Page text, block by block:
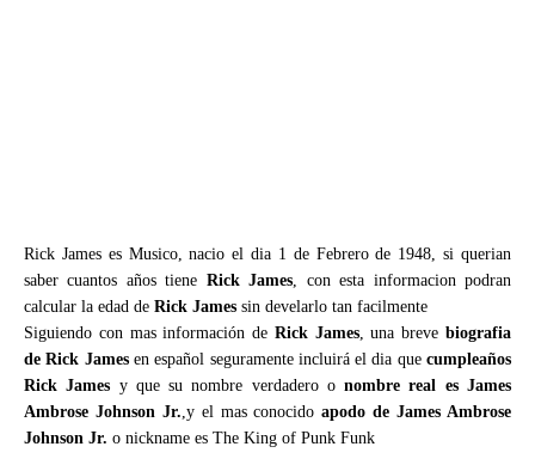
Rick James es Musico, nacio el dia 1 de Febrero de 1948, si querian
saber cuantos años tiene Rick James, con esta informacion podran
calcular la edad de Rick James sin develarlo tan facilmente
Siguiendo con mas información de Rick James, una brevebiografia
de Rick Jamesen español seguramente incluirá el dia quecumpleaños
Rick James y que su nombre verdadero onombre real es James
Ambrose Johnson Jr.,y el mas conocidoapodo de James Ambrose
Johnson Jr. o nickname es The King of Punk Funk